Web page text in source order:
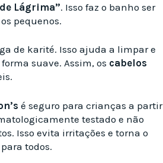
Lágrima”. Isso faz o banho ser
pequenos.
de karité. Isso ajuda a limpar e
suave. Assim, os cabelos
é seguro para crianças a partir
testado e não
Isso evita irritações e torna o
todos.